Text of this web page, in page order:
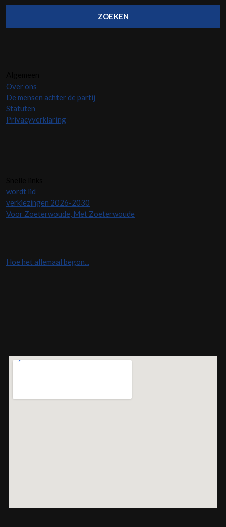
Over ons
De mensen achter de partij
Statuten
Privacyverklaring
wordt lid
verkiezingen 2026-2030
Voor Zoeterwoude, Met Zoeterwoude
Hoe het allemaal begon...